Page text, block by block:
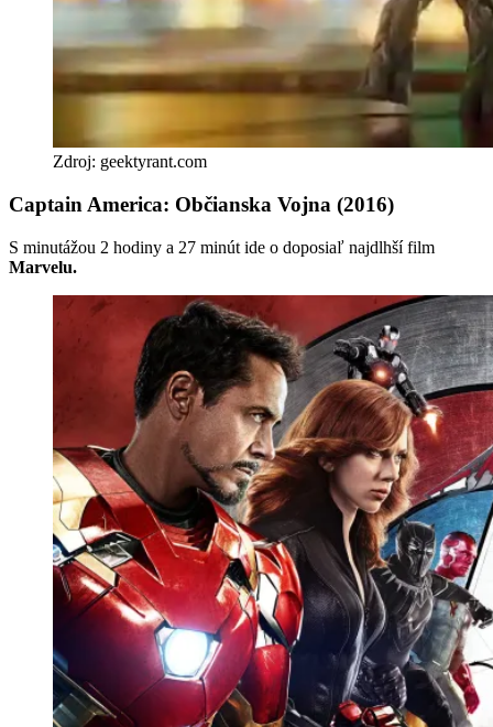
Zdroj: geektyrant.com
Captain America: Občianska Vojna (2016)
S minutážou 2 hodiny a 27 minút ide o doposiaľ najdlhší film
Marvelu.